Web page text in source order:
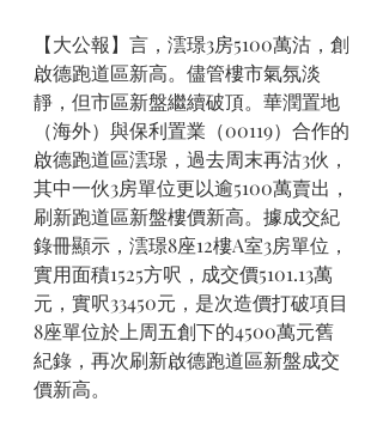
【大公報】言，﻿澐璟3房5100萬沽，創
啟德跑道區新高。儘管樓市氣氛淡
靜，但市區新盤繼續破頂。華潤置地
（海外）與保利置業（00119）合作的
啟德跑道區澐璟，過去周末再沽3伙，
其中一伙3房單位更以逾5100萬賣出，
刷新跑道區新盤樓價新高。據成交紀
錄冊顯示，澐璟8座12樓A室3房單位，
實用面積1525方呎，成交價5101.13萬
元，實呎33450元，是次造價打破項目
8座單位於上周五創下的4500萬元舊
紀錄，再次刷新啟德跑道區新盤成交
價新高。